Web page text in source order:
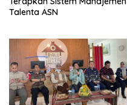
Talenta ASN